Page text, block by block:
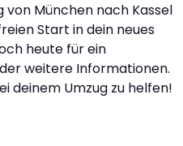
von München nach Kassel
Start in dein neues
heute für ein
weitere Informationen.
deinem Umzug zu helfen!